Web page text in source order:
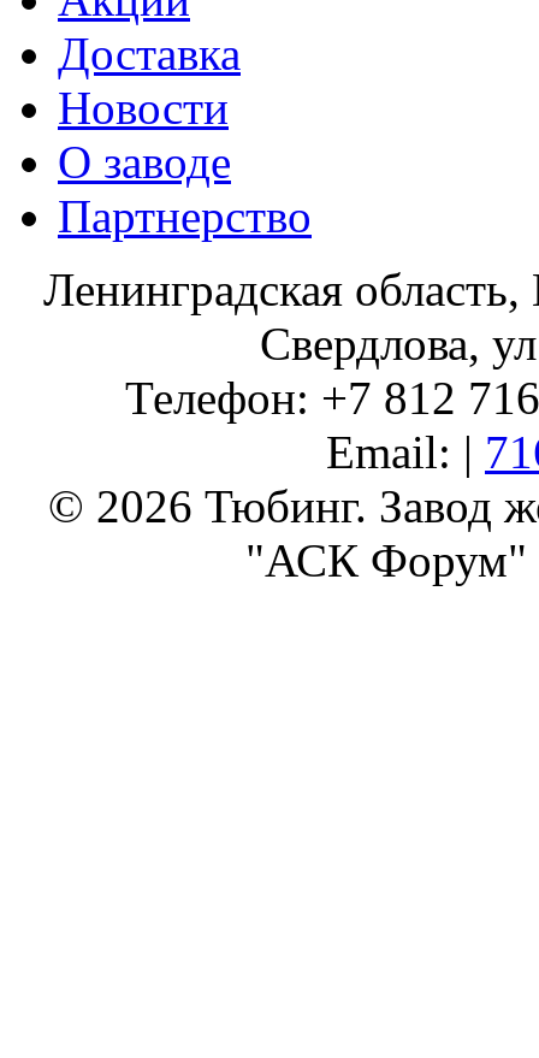
Доставка
Новости
О заводе
Партнерство
Ленинградская
Свердлова,
Телефон: +7 812
Email: |
© 2026 Тюбинг. Завод
"АСК Форум"